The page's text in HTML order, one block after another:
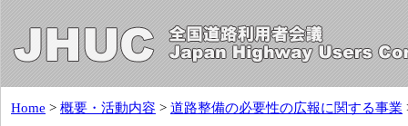
Home >概要・活動内容 >道路整備の必要性の広報に関する事業